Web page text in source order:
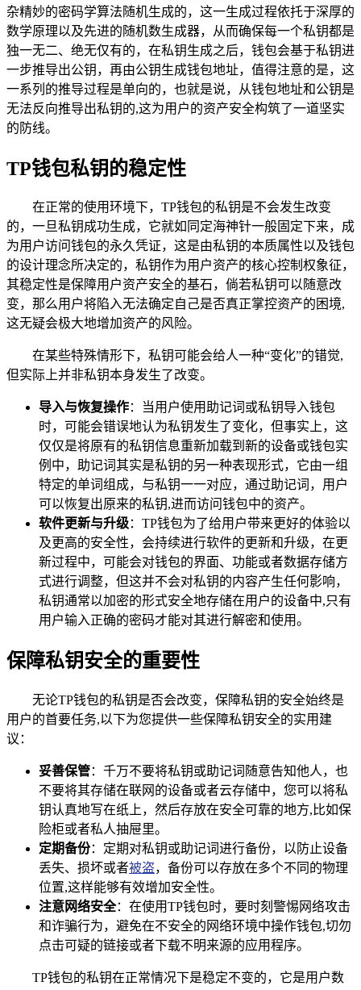
杂精妙的密码学算法随机生成的，这一生成过程依托于深厚的
数学原理以及先进的随机数生成器，从而确保每一个私钥都是
独一无二、绝无仅有的，在私钥生成之后，钱包会基于私钥进
一步推导出公钥，再由公钥生成钱包地址，值得注意的是，这
一系列的推导过程是单向的，也就是说，从钱包地址和公钥是
无法反向推导出私钥的,这为用户的资产安全构筑了一道坚实
的防线。
TP钱包私钥的稳定性
在正常的使用环境下，TP钱包的私钥是不会发生改变
的，一旦私钥成功生成，它就如同定海神针一般固定下来，成
为用户访问钱包的永久凭证，这是由私钥的本质属性以及钱包
的设计理念所决定的，私钥作为用户资产的核心控制权象征，
其稳定性是保障用户资产安全的基石，倘若私钥可以随意改
变，那么用户将陷入无法确定自己是否真正掌控资产的困境,
这无疑会极大地增加资产的风险。
在某些特殊情形下，私钥可能会给人一种“变化”的错觉,
但实际上并非私钥本身发生了改变。
导入与恢复操作：当用户使用助记词或私钥导入钱包
时，可能会错误地认为私钥发生了变化，但事实上，这
仅仅是将原有的私钥信息重新加载到新的设备或钱包实
例中，助记词其实是私钥的另一种表现形式，它由一组
特定的单词组成，与私钥一一对应，通过助记词，用户
可以恢复出原来的私钥,进而访问钱包中的资产。
软件更新与升级：TP钱包为了给用户带来更好的体验以
及更高的安全性，会持续进行软件的更新和升级，在更
新过程中，可能会对钱包的界面、功能或者数据存储方
式进行调整，但这并不会对私钥的内容产生任何影响，
私钥通常以加密的形式安全地存储在用户的设备中,只有
用户输入正确的密码才能对其进行解密和使用。
保障私钥安全的重要性
无论TP钱包的私钥是否会改变，保障私钥的安全始终是
用户的首要任务,以下为您提供一些保障私钥安全的实用建
议：
妥善保管：千万不要将私钥或助记词随意告知他人，也
不要将其存储在联网的设备或者云存储中，您可以将私
钥认真地写在纸上，然后存放在安全可靠的地方,比如保
险柜或者私人抽屉里。
定期备份：定期对私钥或助记词进行备份，以防止设备
丢失、损坏或者被盗，备份可以存放在多个不同的物理
位置,这样能够有效增加安全性。
注意网络安全：在使用TP钱包时，要时刻警惕网络攻击
和诈骗行为，避免在不安全的网络环境中操作钱包,切勿
点击可疑的链接或者下载不明来源的应用程序。
TP钱包的私钥在正常情况下是稳定不变的，它是用户数